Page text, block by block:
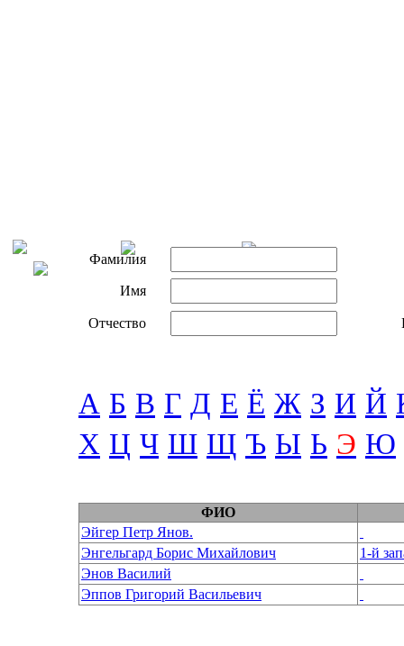
Фамилия
Имя
Отчество
А Б В Г Д Е Ё Ж З И Й
Х Ц Ч Ш Щ Ъ Ы Ь Э Ю
ФИО
Эйгер Петр Янов.
Энгельгард Борис Михайлович
1-й
Энов Василий
Эппов Григорий Васильевич